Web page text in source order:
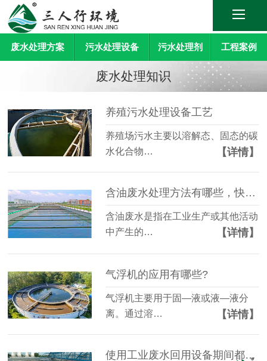
废水处理方案 污水处理设备 污水处理剂 工程案例
废水处理知识
养殖污水处理设备工艺
养殖场污水主要以溶解态、固态的碳
水化合物…
【详情】
含油废水处理方法有哪些，快来瞧一瞧
含油废水是指在工业生产或其他活动
中产生的…
【详情】
气浮机的应用有哪些?
气浮机主要用于固—液或液—液分
离。通过溶…
【详情】
使用工业废水回用设备期间都需要做哪些检测？